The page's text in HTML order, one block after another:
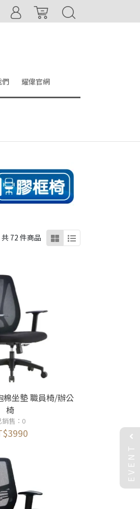
們 耀偉官網
共 72 件商品
棉坐墊 職員椅/辦公
椅
銷售：0
EVENT